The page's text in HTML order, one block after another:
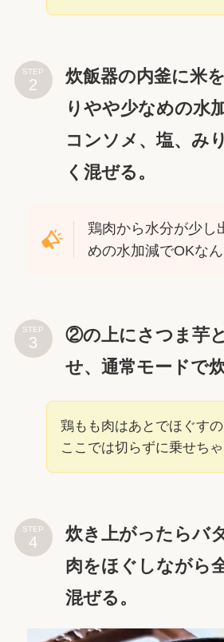
STEP
炊飯器の内釜に米
りやや少なめの水
コンソメ、塩、み
く混ぜる。
鶏肉から水分が少し
めの水加減でOKなん
STEP
②の上にさつま芋
せ、通常モードで炊
鶏もも肉はあとでほぐすの
ここでは切らずに乗せち
STEP
炊き上がったらバ
肉をほぐしながら
混ぜる。